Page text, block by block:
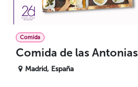
Comida
Comida de las Antonias
Madrid, España